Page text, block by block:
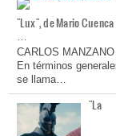
"Lux", de Mario Cuenca
…
CARLOS MANZANO
En términos
se llama…
"La